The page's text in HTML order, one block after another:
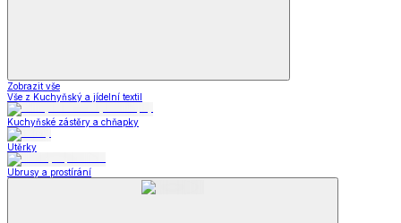
Zobrazit vše
Vše z Kuchyňský a jídelní textil
Kuchyňské zástěry a chňapky
Utěrky
Ubrusy a prostírání